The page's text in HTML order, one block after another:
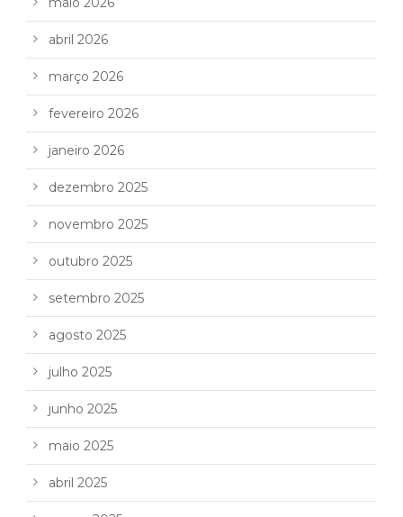
abril 2026
março 2026
fevereiro 2026
janeiro 2026
dezembro 2025
novembro 2025
outubro 2025
setembro 2025
agosto 2025
julho 2025
junho 2025
maio 2025
abril 2025